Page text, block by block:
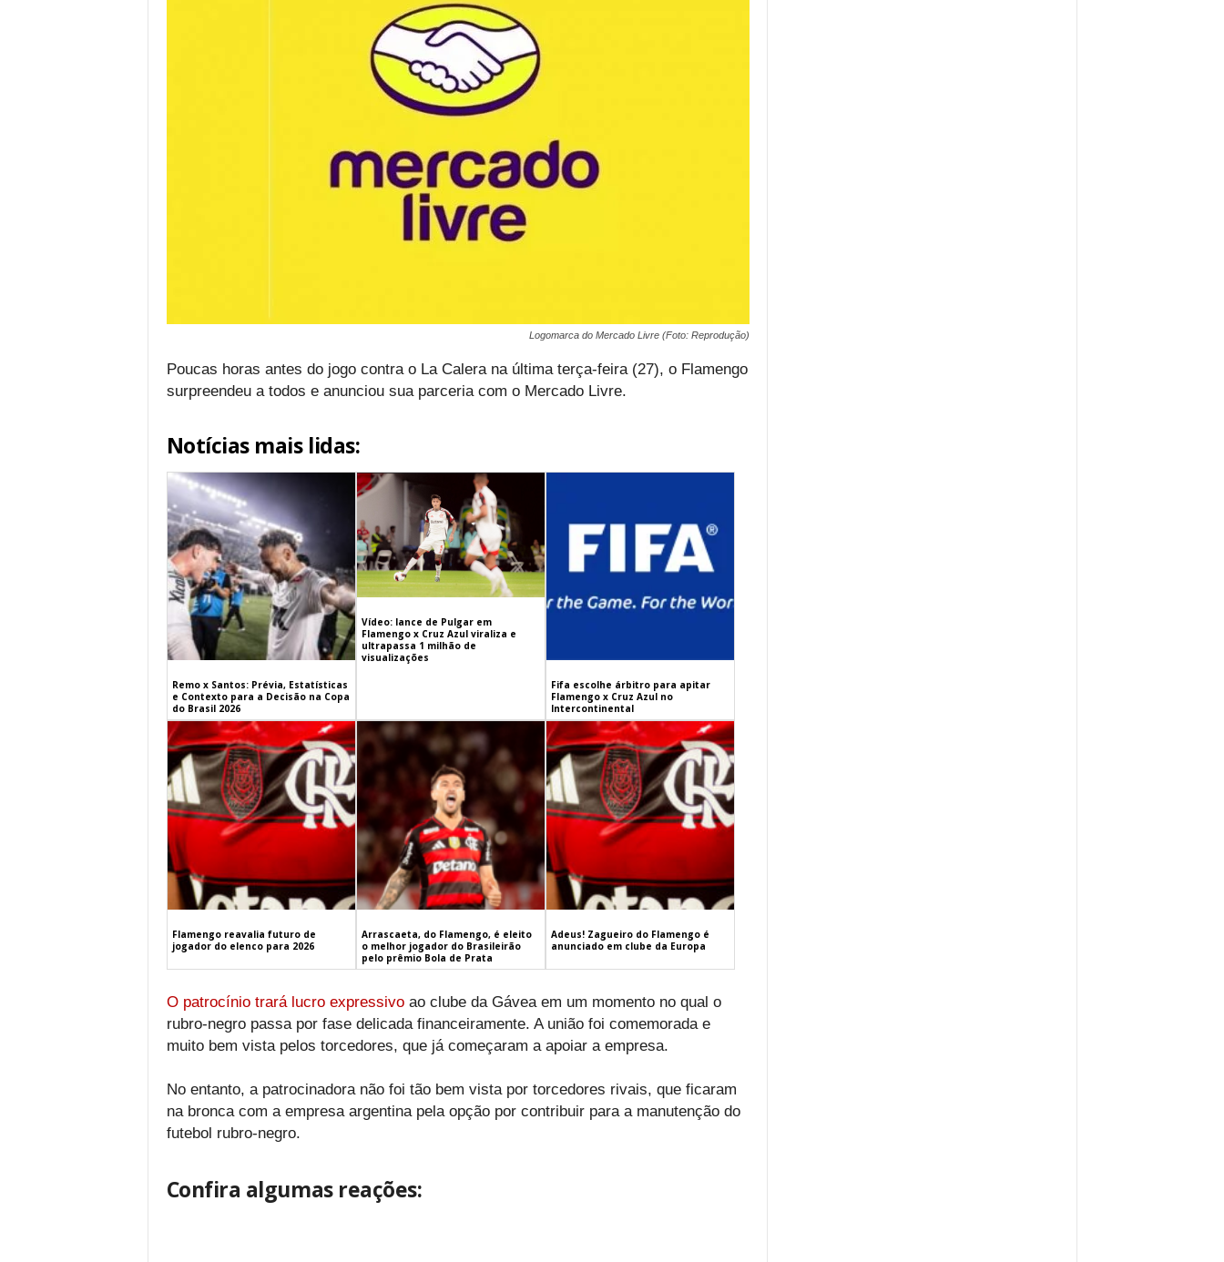
Logomarca do Mercado Livre (Foto: Reprodução)
Poucas horas antes do jogo contra o La Calera na última terça-feira (27), o Flamengo
surpreendeu a todos e anunciou sua parceria com o Mercado Livre.
Notícias mais lidas:
Remo x Santos: Prévia, Estatísticas
e Contexto para a Decisão na Copa
do Brasil 2026
Vídeo: lance de Pulgar em
Flamengo x Cruz Azul viraliza e
ultrapassa 1 milhão de
visualizações
Fifa escolhe árbitro para apitar
Flamengo x Cruz Azul no
Intercontinental
Flamengo reavalia futuro de
jogador do elenco para 2026
Arrascaeta, do Flamengo, é eleito
o melhor jogador do Brasileirão
pelo prêmio Bola de Prata
Adeus! Zagueiro do Flamengo é
anunciado em clube da Europa
O patrocínio trará lucro expressivoao clube da Gávea em um momento no qual o
rubro-negro passa por fase delicada financeiramente. A união foi comemorada e
muito bem vista pelos torcedores, que já começaram a apoiar a empresa.
No entanto, a patrocinadora não foi tão bem vista por torcedores rivais, que ficaram
na bronca com a empresa argentina pela opção por contribuir para a manutenção do
futebol rubro-negro.
Confira algumas reações: